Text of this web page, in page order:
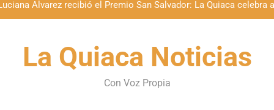
Día del Niño en La Quiaca: el municipio prepara una gran
La Quiaca defendió la soberanía nacional: el municipio
Luciana Álvarez recibió el Premio San Salvador: La Quiaca celebra
La Quiaca Noticias
Con Voz Propia